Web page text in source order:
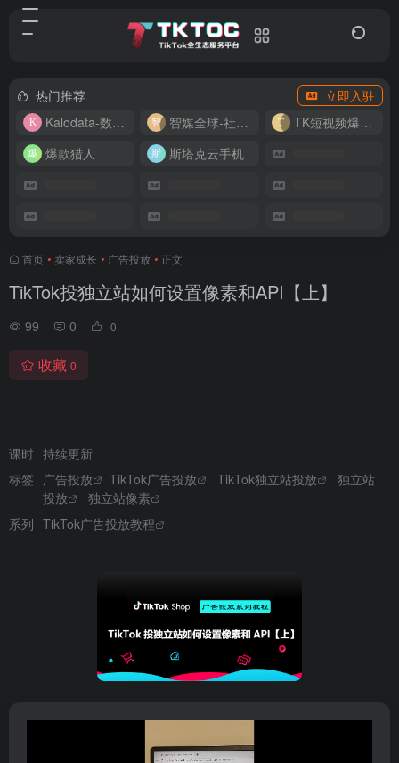
热门推荐
立即入驻
Kalodata-数据分析平台
智媒全球-社媒管理平台
TK短视频爆款复刻
爆款猎人
斯塔克云手机
首页 • 卖家成长 • 广告投放 • 正文
TikTok投独立站如何设置像素和API【上】
99 0 0
收藏 0
课时 持续更新
标签 广告投放 TikTok广告投放 TikTok独立站投放
独立站
投放
独立站像素
系列 TikTok广告投放教程